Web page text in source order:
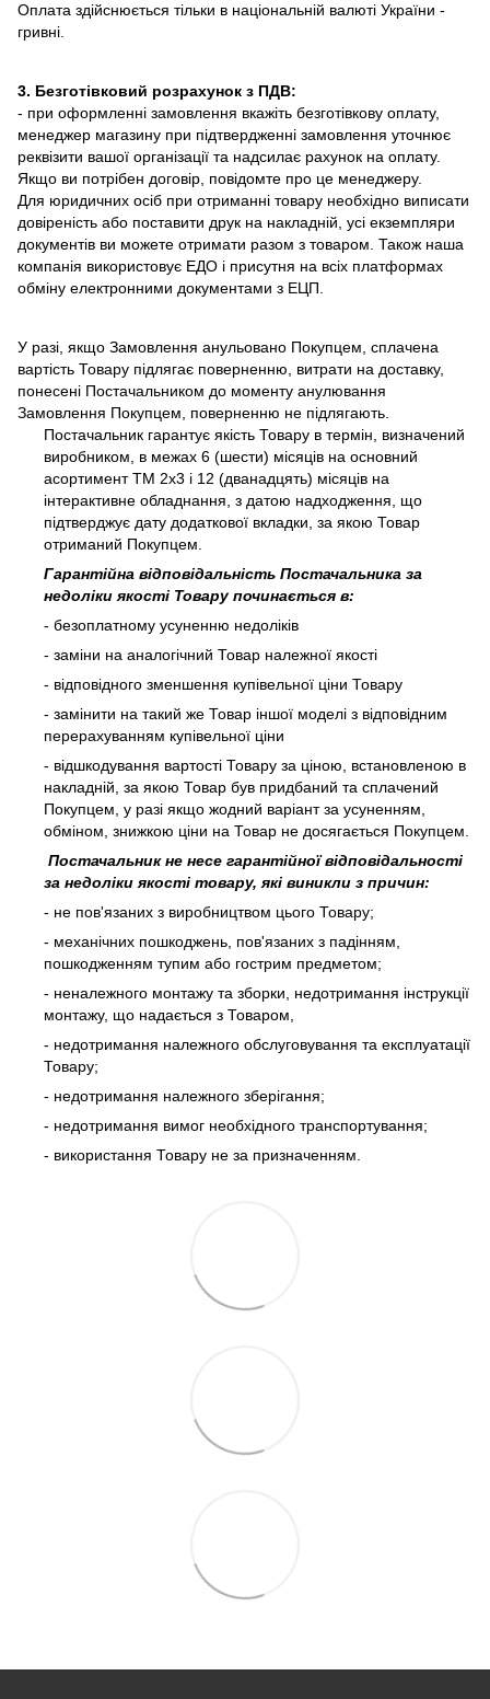
Оплата здійснюється тільки в національній валюті України -
гривні.
3. Безготівковий розрахунок з ПДВ:
- при оформленні замовлення вкажіть безготівкову оплату,
менеджер магазину при підтвердженні замовлення уточнює
реквізити вашої організації та надсилає рахунок на оплату.
Якщо ви потрібен договір, повідомте про це менеджеру.
Для юридичних осіб при отриманні товару необхідно виписати
довіреність або поставити друк на накладній, усі екземпляри
документів ви можете отримати разом з товаром. Також наша
компанія використовує ЕДО і присутня на всіх платформах
обміну електронними документами з ЕЦП.
У разі, якщо Замовлення анульовано Покупцем, сплачена
вартість Товару підлягає поверненню, витрати на доставку,
понесені Постачальником до моменту анулювання
Замовлення Покупцем, поверненню не підлягають.
Постачальник гарантує якість Товару в термін, визначений
виробником, в межах 6 (шести) місяців на основний
асортимент ТМ 2х3 і 12 (дванадцять) місяців на
інтерактивне обладнання, з датою надходження, що
підтверджує дату додаткової вкладки, за якою Товар
отриманий Покупцем.
Гарантійна відповідальність Постачальника за
недоліки якості Товару починається в:
- безоплатному усуненню недоліків
- заміни на аналогічний Товар належної якості
- відповідного зменшення купівельної ціни Товару
- замінити на такий же Товар іншої моделі з відповідним
перерахуванням купівельної ціни
- відшкодування вартості Товару за ціною, встановленою в
накладній, за якою Товар був придбаний та сплачений
Покупцем, у разі якщо жодний варіант за усуненням,
обміном, знижкою ціни на Товар не досягається Покупцем.
Постачальник не несе гарантійної відповідальності
за недоліки якості товару, які виникли з причин:
- не пов'язаних з виробництвом цього Товару;
- механічних пошкоджень, пов'язаних з падінням,
пошкодженням тупим або гострим предметом;
- неналежного монтажу та зборки, недотримання інструкції
монтажу, що надається з Товаром,
- недотримання належного обслуговування та експлуатації
Товару;
- недотримання належного зберігання;
- недотримання вимог необхідного транспортування;
- використання Товару не за призначенням.